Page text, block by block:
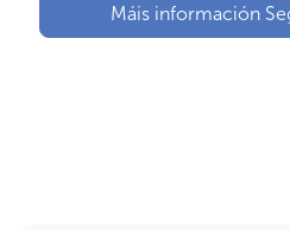
Máis información